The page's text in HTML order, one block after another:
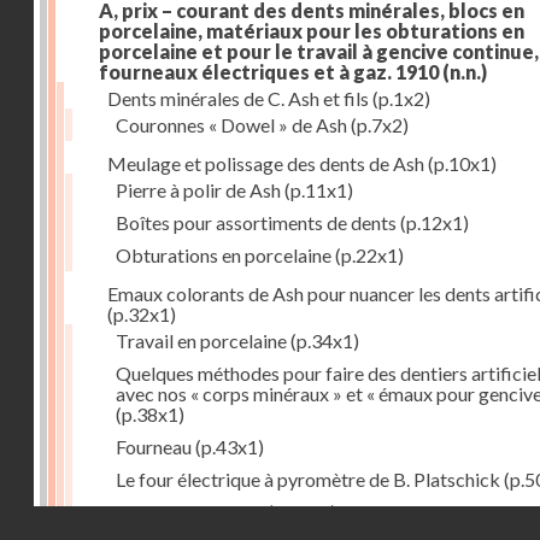
A, prix – courant des dents minérales, blocs en
porcelaine, matériaux pour les obturations en
porcelaine et pour le travail à gencive
fourneaux électriques et à gaz. 1910(n.n.)
Dents minérales de C. Ash et fils (p.1x2)
Couronnes « Dowel » de Ash(p.7x2)
Meulage et polissage des dents de Ash(p.10x1)
Pierre à polir de Ash(p.11x1)
Boîtes pour assortiments de dents (p.12x1)
Obturations en porcelaine(p.22x1)
Emaux colorants de Ash pour nuancer les dents
(p.32x1)
Travail en porcelaine(p.34x1)
Quelques méthodes pour faire des dentiers
avec nos « corps minéraux » et « émaux pour
(p.38x1)
Fourneau(p.43x1)
Le four électrique à pyromètre de B. Platschick
Pyromètre de Ash(p.53x1)